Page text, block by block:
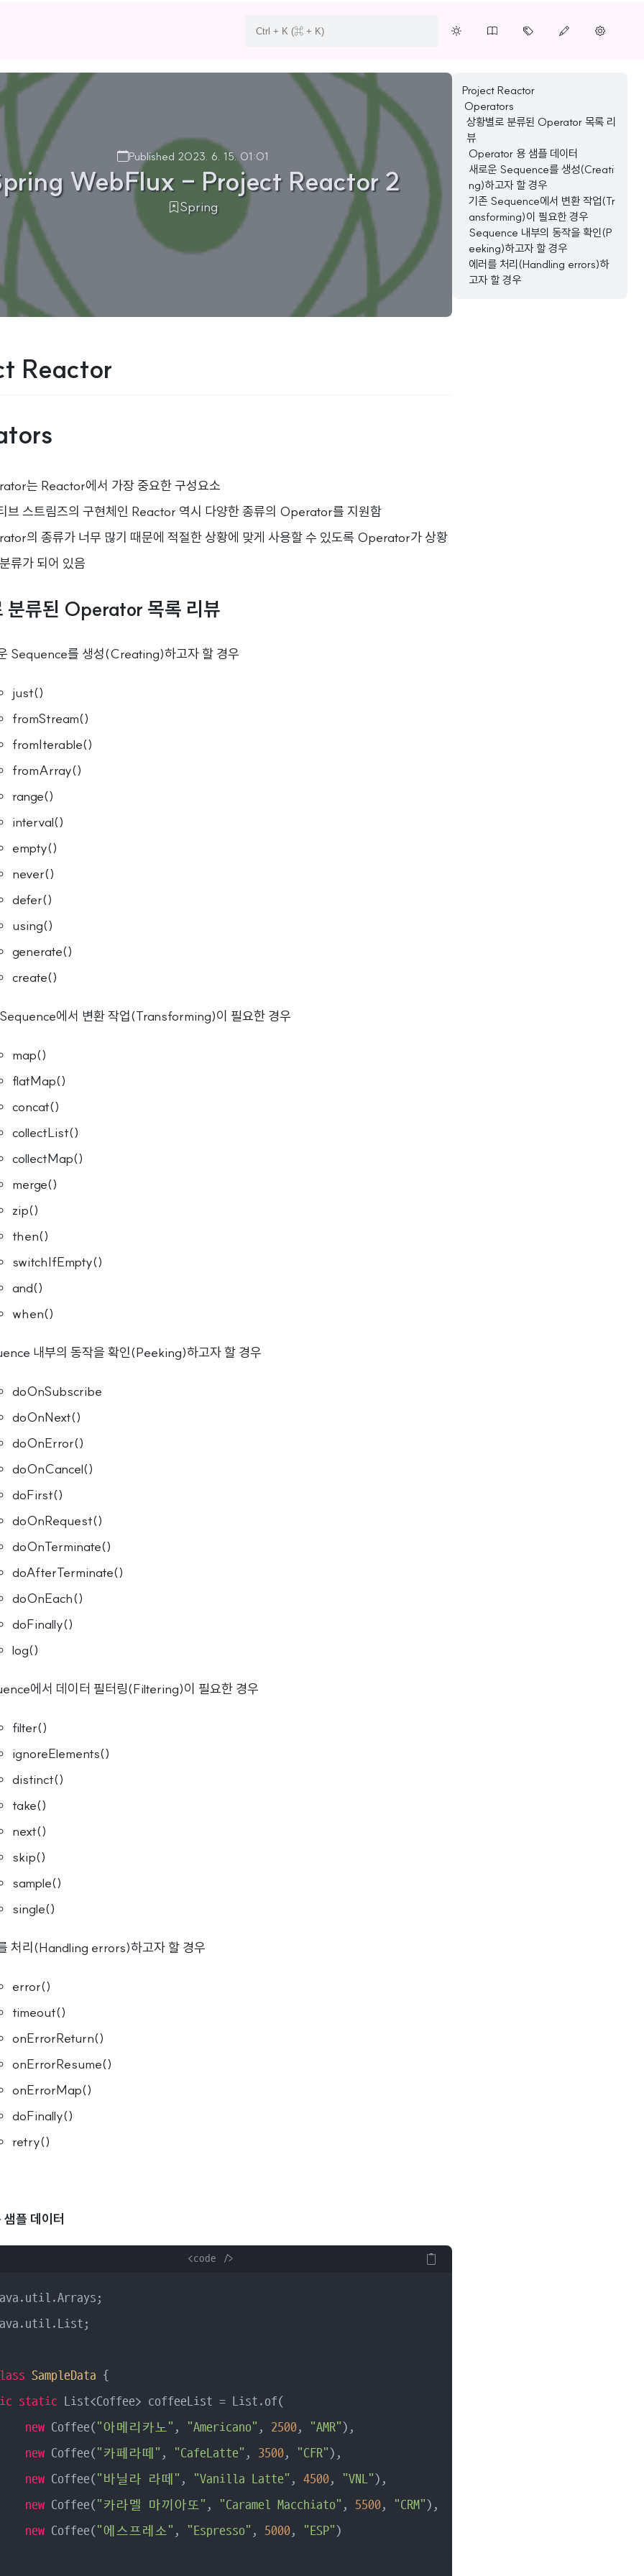
Published 2023. 6. 15. 01:01
WebFlux - Project Reactor 2
Spring
Reactor
는 Reactor에서 가장 중요한 구성요소
브 스트림즈의 구현체인 Reactor 역시 다양한 종류의 Operator를 지원함
의 종류가 너무 많기 때문에 적절한 상황에 맞게 사용할 수 있도록 Operator가 상황
류가 되어 있음
분류된 Operator 목록 리뷰
Sequence를 생성(Creating)하고자 할 경우
just()
fromStream()
fromIterable()
fromArray()
range()
interval()
empty()
never()
defer()
using()
generate()
create()
에서 변환 작업(Transforming)이 필요한 경우
map()
flatMap()
concat()
collectList()
collectMap()
merge()
zip()
then()
switchIfEmpty()
and()
when()
내부의 동작을 확인(Peeking)하고자 할 경우
doOnSubscribe
doOnNext()
doOnError()
doOnCancel()
doFirst()
doOnRequest()
doOnTerminate()
doAfterTerminate()
doOnEach()
doFinally()
log()
에서 데이터 필터링(Filtering)이 필요한 경우
filter()
ignoreElements()
distinct()
take()
next()
skip()
sample()
single()
처리(Handling errors)하고자 할 경우
error()
timeout()
onErrorReturn()
onErrorResume()
onErrorMap()
doFinally()
retry()
플 데이터
      <code />
SampleData {
static List<Coffee> coffeeList = List.of(
new Coffee( "아메리카노" , "Americano" , 2500, "AMR" ),
new Coffee( "카페라떼" , "CafeLatte" , 3500, "CFR" ),
new Coffee( "바닐라 라떼" , "Vanilla Latte" , 4500, "VNL" ),
new Coffee( "카라멜 마끼아또" , "Caramel Macchiato" , 5500, "CRM" ),
new Coffee( "에스프레소" , "Espresso" , 5000, "ESP" )
Project Reactor
Operators
상황별로 분류된 Operator 목록 리
뷰
Operator 용 샘플 데이터
새로운 Sequence를 생성(Creati
ng)하고자 할 경우
기존 Sequence에서 변환 작업(Tr
ansforming)이 필요한 경우
Sequence 내부의 동작을 확인(P
eeking)하고자 할 경우
에러를 처리(Handling errors)하
고자 할 경우